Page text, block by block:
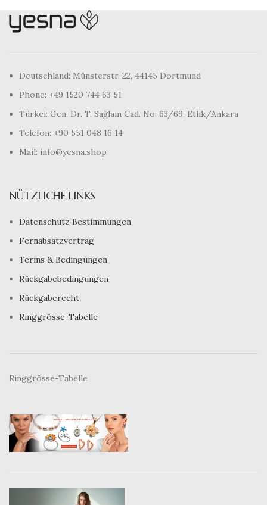
Deutschland: Münsterstr. 22, 44145 Dortmund
Phone: +49 1520 744 63 51
Türkei: Gen. Dr. T. Sağlam Cad. No: 63/69, Etlik/Ankara
Telefon: +90 551 048 16 14
Mail: info@yesna.shop
NÜTZLICHE LINKS
Datenschutz Bestimmungen
Fernabsatzvertrag
Terms & Bedingungen
Rückgabebedingungen
Rückgaberecht
Ringgrösse-Tabelle
Ringgrösse-Tabelle